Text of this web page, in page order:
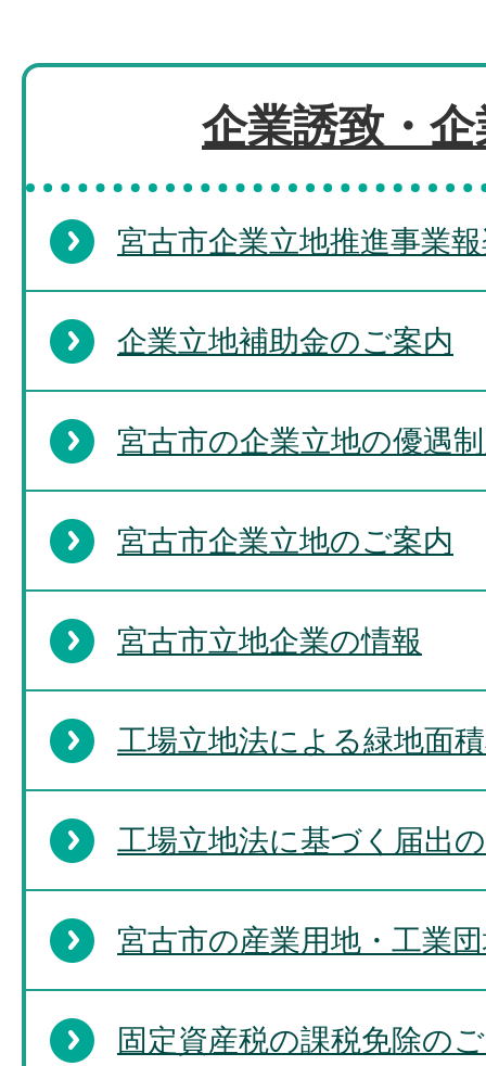
企業誘致・
宮古市企業立地推進事業
企業立地補助金のご案内
宮古市の企業立地の優遇
宮古市企業立地のご案内
宮古市立地企業の情報
工場立地法による緑地面
工場立地法に基づく届出
宮古市の産業用地・工業
固定資産税の課税免除の